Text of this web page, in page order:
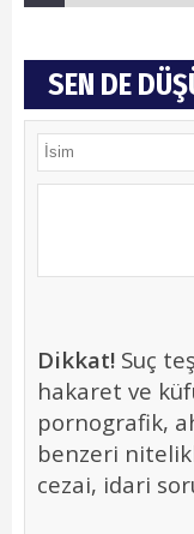
SEN DE
Dikkat! Suç
hakaret ve
pornografik,
benzeri
cezai, idari